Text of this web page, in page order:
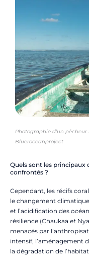
Photographie d’un
Blueroceanproject
Quels sont les principaux
confrontés ?
Cependant, les récifs
le changement
et l’acidification des
résilience (Chaukaa et
menacés par
intensif, l’aménagement
la dégradation de